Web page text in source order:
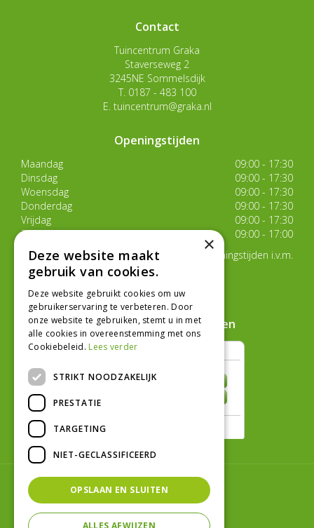
Contact
Tuincentrum Graka
Staverseweg 2
3245NE Sommelsdijk
T. 0187 - 483 100
E. tuincentrum@graka.nl
Openingstijden
Maandag
09:00 - 17:30
Dinsdag
09:00 - 17:30
Woensdag
09:00 - 17:30
Donderdag
09:00 - 17:30
Vrijdag
09:00 - 17:30
Zaterdag
09:00 - 17:00
Van 17 juli t/m 29 augustus aangepaste openingstijden i.v.m.
de zomervakantie
Toon alle openingstijden
Hoe klanten ons beoordelen
© Tuincentrum Graka
Green Solutions
Tuincentrum Overzicht
×
Deze website maakt
gebruik van cookies.
Deze website gebruikt cookies om uw
gebruikerservaring te verbeteren. Door
onze website te gebruiken, stemt u in met
alle cookies in overeenstemming met ons
Cookiebeleid. Lees verder
STRIKT NOODZAKELIJK
PRESTATIE
TARGETING
NIET-GECLASSIFICEERD
OPSLAAN EN SLUITEN
ALLES AFWIJZEN